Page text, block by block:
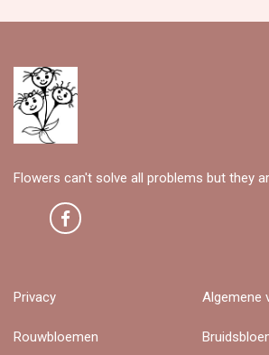
Flowers can't solve all problems but they
Privacy Algemene
Rouwbloemen